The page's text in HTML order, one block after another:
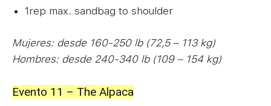
1rep max. sandbag to shoulder
Mujeres: desde 160-250 lb (72,5 – 113 kg)
Hombres: desde 240-340 lb (109 – 154 kg)
Evento 11 – The Alpaca